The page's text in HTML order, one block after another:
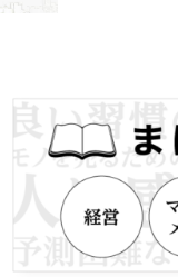
会社が傾くこ
ト・パートナ